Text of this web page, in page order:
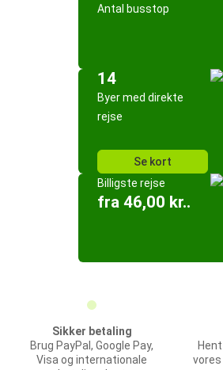
Antal busstop
14
Byer med direkte
rejse
Se kort
Billigste rejse
fra 46,00 kr..
Sikker betaling
Brug PayPal, Google Pay,
Visa og internationale
vores